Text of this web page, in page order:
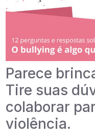
Parece
Tire suas
colaborar
violência.